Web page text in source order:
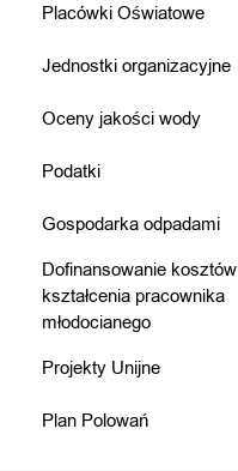
Placówki Oświatowe
Jednostki organizacyjne
Oceny jakości wody
Podatki
Gospodarka odpadami
Dofinansowanie kosztów
kształcenia pracownika
młodocianego
Projekty Unijne
Plan Polowań